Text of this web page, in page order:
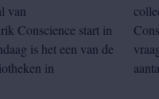
van
Conscience start in
is het een van de
in